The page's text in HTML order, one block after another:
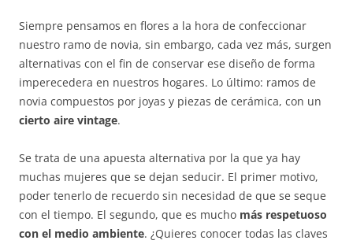
Siempre pensamos en flores a la hora de confeccionar
nuestro ramo de novia, sin embargo, cada vez más, surgen
alternativas con el fin de conservar ese diseño de forma
imperecedera en nuestros hogares. Lo último: ramos de
novia compuestos por joyas y piezas de cerámica, con un
cierto aire vintage.
Se trata de una apuesta alternativa por la que ya hay
muchas mujeres que se dejan seducir. El primer motivo,
poder tenerlo de recuerdo sin necesidad de que se seque
con el tiempo. El segundo, que es mucho más respetuoso
con el medio ambiente. ¿Quieres conocer todas las claves